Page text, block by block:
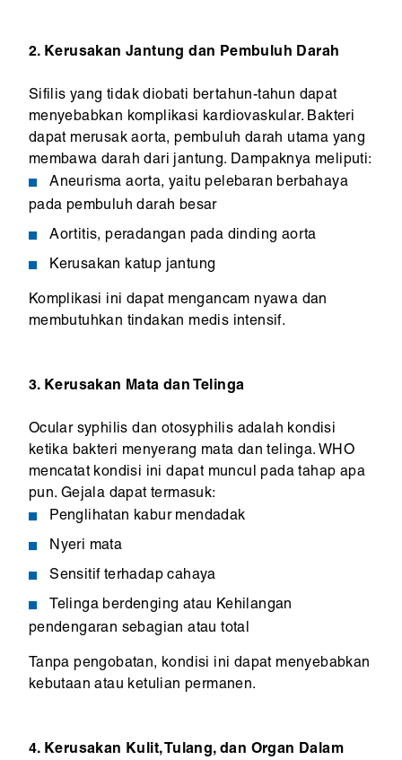
2. Kerusakan Jantung dan Pembuluh Darah
Sifilis yang tidak diobati bertahun-tahun dapat
menyebabkan komplikasi kardiovaskular. Bakteri
dapat merusak aorta, pembuluh darah utama yang
membawa darah dari jantung. Dampaknya meliputi:
Aneurisma aorta, yaitu pelebaran berbahaya
pada pembuluh darah besar
Aortitis, peradangan pada dinding aorta
Kerusakan katup jantung
Komplikasi ini dapat mengancam nyawa dan
membutuhkan tindakan medis intensif.
3. Kerusakan Mata dan Telinga
Ocular syphilis dan otosyphilis adalah kondisi
ketika bakteri menyerang mata dan telinga. WHO
mencatat kondisi ini dapat muncul pada tahap apa
pun. Gejala dapat termasuk:
Penglihatan kabur mendadak
Nyeri mata
Sensitif terhadap cahaya
Telinga berdenging atau Kehilangan
pendengaran sebagian atau total
Tanpa pengobatan, kondisi ini dapat menyebabkan
kebutaan atau ketulian permanen.
4. Kerusakan Kulit, Tulang, dan Organ Dalam